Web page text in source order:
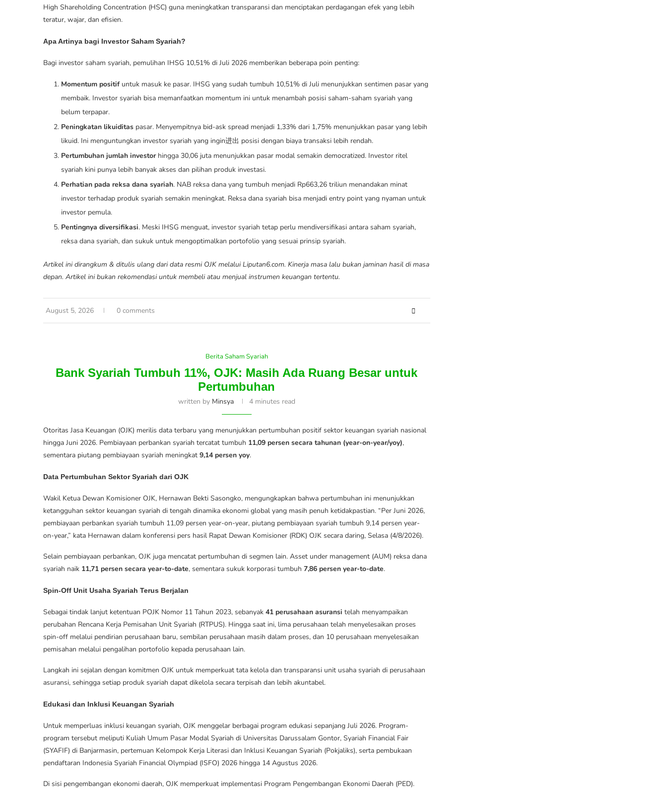
High Shareholding Concentration (HSC) guna meningkatkan transparansi dan menciptakan perdagangan efek yang lebih
teratur, wajar, dan efisien.
Apa Artinya bagi Investor Saham Syariah?
Bagi investor saham syariah, pemulihan IHSG 10,51% di Juli 2026 memberikan beberapa poin penting:
Momentum positifuntuk masuk ke pasar. IHSG yang sudah tumbuh 10,51% di Juli menunjukkan sentimen pasar yang
membaik. Investor syariah bisa memanfaatkan momentum ini untuk menambah posisi saham-saham syariah yang
belum terpapar.
Peningkatan likuiditas pasar. Menyempitnya bid-ask spread menjadi 1,33% dari 1,75% menunjukkan pasar yang lebih
likuid. Ini menguntungkan investor syariah yang ingin进出 posisi dengan biaya transaksi lebih rendah.
Pertumbuhan jumlah investorhingga 30,06 juta menunjukkan pasar modal semakin democratized. Investor ritel
syariah kini punya lebih banyak akses dan pilihan produk investasi.
Perhatian pada reksa dana syariah. NAB reksa dana yang tumbuh menjadi Rp663,26 triliun menandakan minat
investor terhadap produk syariah semakin meningkat. Reksa dana syariah bisa menjadi entry point yang nyaman untuk
investor pemula.
Pentingnya diversifikasi. Meski IHSG menguat, investor syariah tetap perlu mendiversifikasi antara saham syariah,
reksa dana syariah, dan sukuk untuk mengoptimalkan portofolio yang sesuai prinsip syariah.
Artikel ini dirangkum & ditulis ulang dari data resmi OJK melalui Liputan6.com. Kinerja masa lalu bukan jaminan hasil di masa
depan. Artikel ini bukan rekomendasi untuk membeli atau menjual instrumen keuangan tertentu.
August 5, 2026 0 comments
Berita Saham Syariah
Bank Syariah Tumbuh 11%, OJK: Masih Ada Ruang Besar untuk
Pertumbuhan
written by Minsya 4 minutes read
Otoritas Jasa Keuangan (OJK) merilis data terbaru yang menunjukkan pertumbuhan positif sektor keuangan syariah nasional
hingga Juni 2026. Pembiayaan perbankan syariah tercatat tumbuh 11,09 persen secara tahunan (year-on-year/yoy),
sementara piutang pembiayaan syariah meningkat 9,14 persen yoy.
Data Pertumbuhan Sektor Syariah dari OJK
Wakil Ketua Dewan Komisioner OJK, Hernawan Bekti Sasongko, mengungkapkan bahwa pertumbuhan ini menunjukkan
ketangguhan sektor keuangan syariah di tengah dinamika ekonomi global yang masih penuh ketidakpastian. “Per Juni 2026,
pembiayaan perbankan syariah tumbuh 11,09 persen year-on-year, piutang pembiayaan syariah tumbuh 9,14 persen year-
on-year,” kata Hernawan dalam konferensi pers hasil Rapat Dewan Komisioner (RDK) OJK secara daring, Selasa (4/8/2026).
Selain pembiayaan perbankan, OJK juga mencatat pertumbuhan di segmen lain. Asset under management (AUM) reksa dana
syariah naik 11,71 persen secara year-to-date, sementara sukuk korporasi tumbuh 7,86 persen year-to-date.
Spin-Off Unit Usaha Syariah Terus Berjalan
Sebagai tindak lanjut ketentuan POJK Nomor 11 Tahun 2023, sebanyak 41 perusahaan asuransi telah menyampaikan
perubahan Rencana Kerja Pemisahan Unit Syariah (RTPUS). Hingga saat ini, lima perusahaan telah menyelesaikan proses
spin-off melalui pendirian perusahaan baru, sembilan perusahaan masih dalam proses, dan 10 perusahaan menyelesaikan
pemisahan melalui pengalihan portofolio kepada perusahaan lain.
Langkah ini sejalan dengan komitmen OJK untuk memperkuat tata kelola dan transparansi unit usaha syariah di perusahaan
asuransi, sehingga setiap produk syariah dapat dikelola secara terpisah dan lebih akuntabel.
Edukasi dan Inklusi Keuangan Syariah
Untuk memperluas inklusi keuangan syariah, OJK menggelar berbagai program edukasi sepanjang Juli 2026. Program-
program tersebut meliputi Kuliah Umum Pasar Modal Syariah di Universitas Darussalam Gontor, Syariah Financial Fair
(SYAFIF) di Banjarmasin, pertemuan Kelompok Kerja Literasi dan Inklusi Keuangan Syariah (Pokjaliks), serta pembukaan
pendaftaran Indonesia Syariah Financial Olympiad (ISFO) 2026 hingga 14 Agustus 2026.
Di sisi pengembangan ekonomi daerah, OJK memperkuat implementasi Program Pengembangan Ekonomi Daerah (PED).